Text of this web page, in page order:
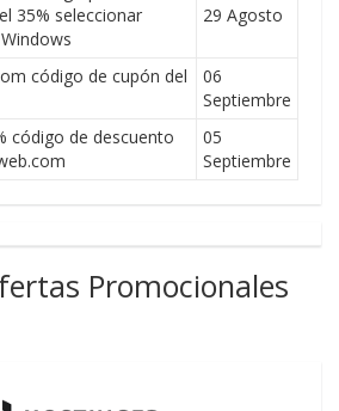
35% seleccionar
29 Agosto
código de cupón del
06
Septiembre
código de descuento
05
Septiembre
Promocionales